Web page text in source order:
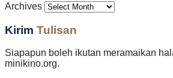
Archives
Kirim Tulisan
Siapapun boleh ikutan meramaikan
minikino.org.